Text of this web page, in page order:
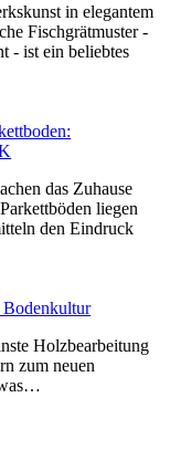
in elegantem
Fischgrätmuster -
- ist ein beliebtes
das Zuhause
liegen
den Eindruck
Holzbearbeitung
zum neuen